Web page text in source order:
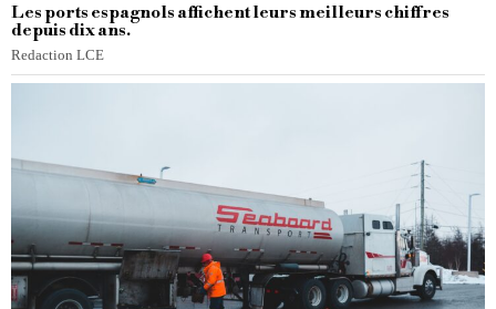
Les ports espagnols affichent leurs meilleurs chiffres
depuis dix ans.
Redaction LCE